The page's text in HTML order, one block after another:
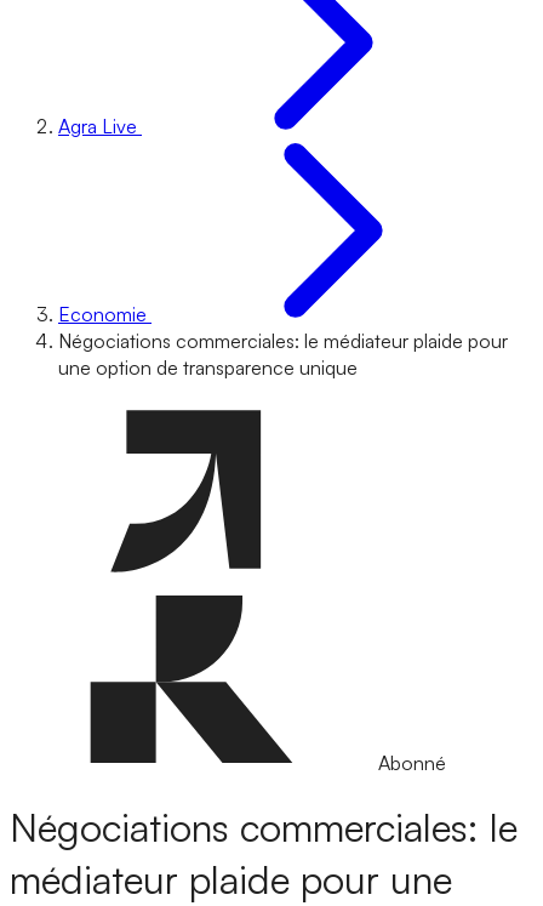
Agra Live
Economie
Négociations commerciales: le médiateur plaide pour
une option de transparence unique
Abonné
Négociations commerciales: le
médiateur plaide pour une